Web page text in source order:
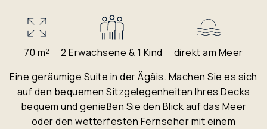
70 m² 2 Erwachsene & 1 Kind
direkt am Meer
Eine geräumige Suite in der Ägäis. Machen Sie es sich
auf den bequemen Sitzgelegenheiten Ihres Decks
bequem und genießen Sie den Blick auf das Meer
oder den wetterfesten Fernseher mit einem